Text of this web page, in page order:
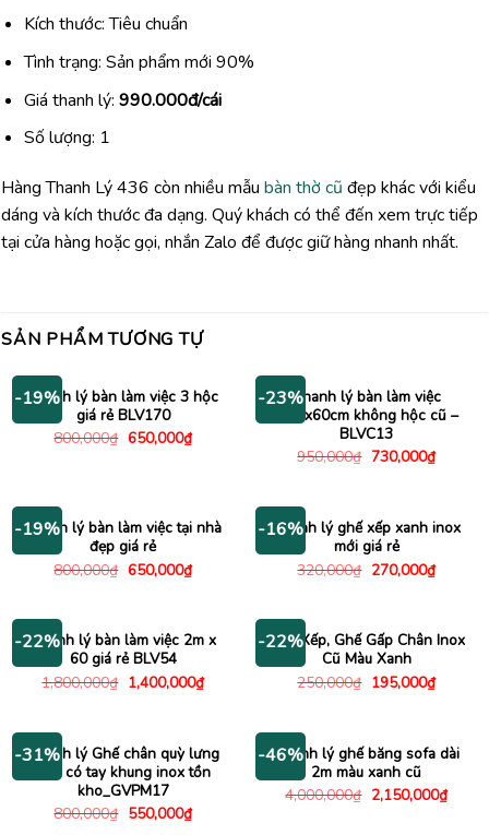
Kích thước: Tiêu chuẩn
Tình trạng: Sản phẩm mới 90%
Giá thanh lý: 990.000đ/cái
Số lượng: 1
Hàng Thanh Lý 436 còn nhiều mẫu bàn thờ cũ đẹp khác với kiểu
dáng và kích thước đa dạng. Quý khách có thể đến xem trực tiếp
tại cửa hàng hoặc gọi, nhắn Zalo để được giữ hàng nhanh nhất.
SẢN PHẨM TƯƠNG TỰ
-19%
Thanh lý bàn làm việc 3 hộc
giá rẻ BLV170
800,000₫ Giá
650,000₫Giá
hiện
-23%Thanh lý bàn làm việc
1m2x60cm không hộc cũ –
BLVC13
950,000₫ Giá
730,000₫Giá
hiện
-19%
Thanh lý bàn làm việc tại nhà
đẹp giá rẻ
800,000₫ Giá
650,000₫Giá
hiện
650,000₫.
-16%
Thanh lý ghế xếp xanh inox
mới giá rẻ
320,000₫ Giá
270,000₫Giá
hiện
-22%
Thanh lý bàn làm việc 2m x
60 giá rẻ BLV54
1,800,000₫ Giá
gốc
1,400,000₫Giá
hiện
1,400,000₫.
-22%
Ghế Xếp, Ghế Gấp Chân Inox
Cũ Màu Xanh
250,000₫ Giá
195,000₫Giá
hiện
-31%
Thanh lý Ghế chân quỳ lưng
lưới có tay khung inox tồn
kho_GVPM17
800,000₫ Giá
550,000₫Giá
hiện
-46%
Thanh lý ghế băng sofa dài
2m màu xanh cũ
4,000,000₫ Giá
gốc
2,150,000₫Giá
hiện